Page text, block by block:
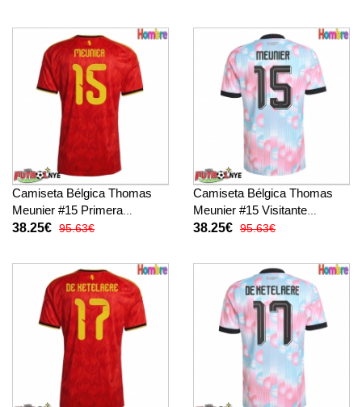
Camiseta Bélgica Thomas
Meunier #15 Primera
Equipación Mundial 2026
38.25€ 95.63€
Camiseta Bélgica Thomas
Meunier #15 Visitante
Equipación Mundial 2026
38.25€ 95.63€